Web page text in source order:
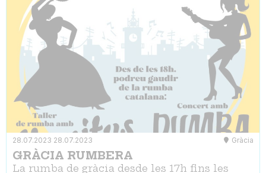
28.07.2023 28.07.2023 Gràcia
GRÀCIA RUMBERA
La rumba de gràcia desde les 17h fins les